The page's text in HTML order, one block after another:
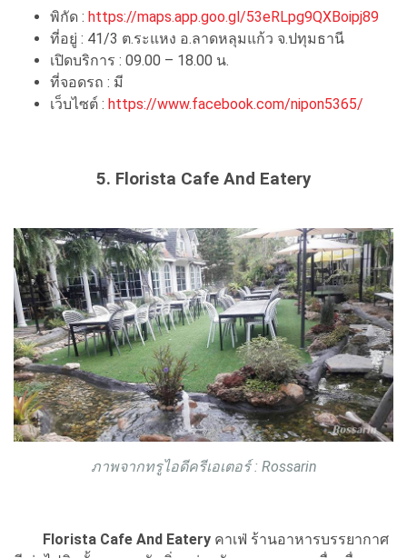
พิกัด : https://maps.app.goo.gl/53eRLpg9QXBoipj89
ที่อยู่ : 41/3 ต.ระแหง อ.ลาดหลุมแก้ว จ.ปทุมธานี
เปิดบริการ : 09.00 – 18.00 น.
ที่จอดรถ : มี
เว็บไซต์ : https://www.facebook.com/nipon5365/
5. Florista Cafe And Eatery
ภาพจากทรูไอดีครีเอเตอร์ : Rossarin
Florista Cafe And Eatery คาเฟ่ ร้านอาหารบรรยากาศ